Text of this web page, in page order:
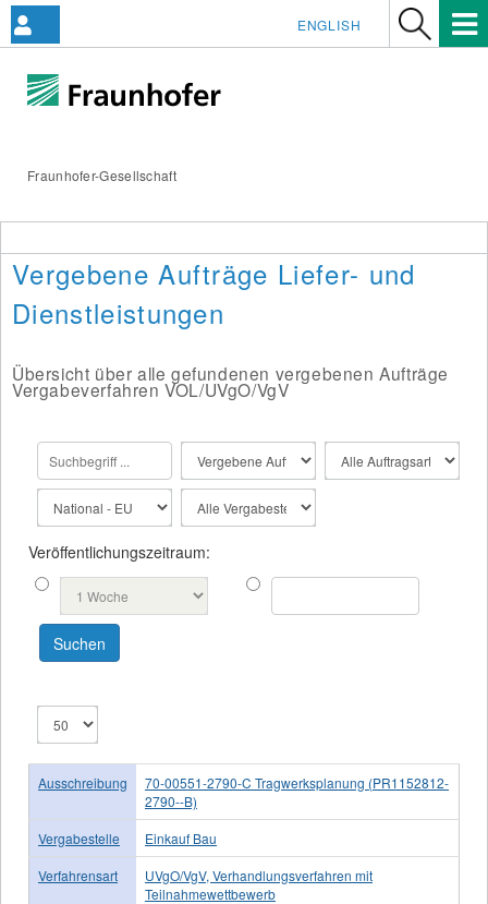
Fraunhofer-Gesellschaft
ENGLISH
Vergebene Aufträge Liefer- und
Dienstleistungen
Übersicht über alle gefundenen vergebenen Aufträge
Vergabeverfahren VOL/UVgO/VgV
Veröffentlichungszeitraum:
Ausschreibung
70-00551-2790-C Tragwerksplanung (PR1152812-
2790--B)
Vergabestelle
Einkauf Bau
Verfahrensart
UVgO/VgV, Verhandlungsverfahren mit
Teilnahmewettbewerb